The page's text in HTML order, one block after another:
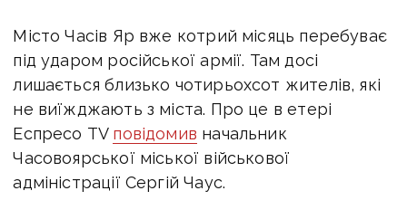
Місто Часів Яр вже котрий місяць перебуває
під ударом російської армії. Там досі
лишається близько чотирьохсот жителів, які
не виїжджають з міста. Про це в етері
Еспресо TV повідомив начальник
Часовоярської міської військової
адміністрації Сергій Чаус.